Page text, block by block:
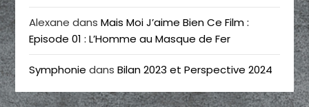
Alexane dansMais Moi J’aime Bien Ce Film :
Episode 01 : L’Homme au Masque de Fer
Symphonie dansBilan 2023 et Perspective 2024